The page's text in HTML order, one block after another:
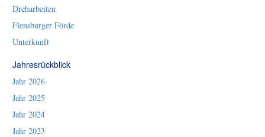
Dreharbeiten
Flensburger Förde
Unterkunft
Jahresrückblick
Jahr 2026
Jahr 2025
Jahr 2024
Jahr 2023